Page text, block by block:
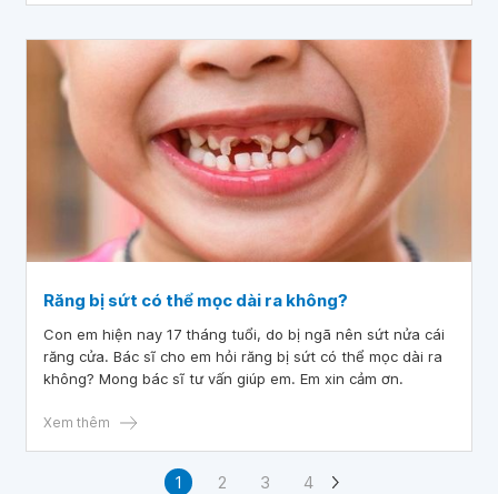
Răng bị sứt có thể mọc dài ra không?
Con em hiện nay 17 tháng tuổi, do bị ngã nên sứt nửa cái
răng cửa. Bác sĩ cho em hỏi răng bị sứt có thể mọc dài ra
không? Mong bác sĩ tư vấn giúp em. Em xin cảm ơn.
Xem thêm
1 2 3 4